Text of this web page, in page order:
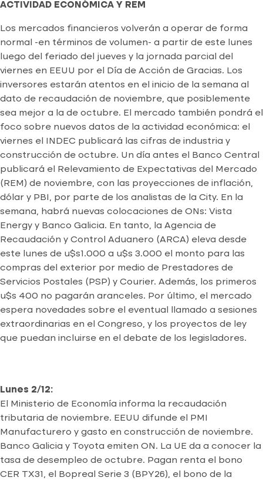
ACTIVIDAD ECONÓMICA Y REM
Los mercados financieros volverán a operar de forma
normal -en términos de volumen- a partir de este lunes
luego del feriado del jueves y la jornada parcial del
viernes en EEUU por el Día de Acción de Gracias. Los
inversores estarán atentos en el inicio de la semana al
dato de recaudación de noviembre, que posiblemente
sea mejor a la de octubre. El mercado también pondrá el
foco sobre nuevos datos de la actividad económica: el
viernes el INDEC publicará las cifras de industria y
construcción de octubre. Un día antes el Banco Central
publicará el Relevamiento de Expectativas del Mercado
(REM) de noviembre, con las proyecciones de inflación,
dólar y PBI, por parte de los analistas de la City. En la
semana, habrá nuevas colocaciones de ONs: Vista
Energy y Banco Galicia. En tanto, la Agencia de
Recaudación y Control Aduanero (ARCA) eleva desde
este lunes de u$s1.000 a u$s 3.000 el monto para las
compras del exterior por medio de Prestadores de
Servicios Postales (PSP) y Courier. Además, los primeros
u$s 400 no pagarán aranceles. Por último, el mercado
espera novedades sobre el eventual llamado a sesiones
extraordinarias en el Congreso, y los proyectos de ley
que puedan incluirse en el debate de los legisladores.
Lunes 2/12:
El Ministerio de Economía informa la recaudación
tributaria de noviembre. EEUU difunde el PMI
Manufacturero y gasto en construcción de noviembre.
Banco Galicia y Toyota emiten ON. La UE da a conocer la
tasa de desempleo de octubre. Pagan renta el bono
CER TX31, el Bopreal Serie 3 (BPY26), el bono de la